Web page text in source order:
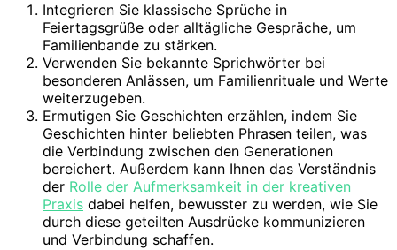
Integrieren Sie klassische Sprüche in
Feiertagsgrüße oder alltägliche Gespräche, um
Familienbande zu stärken.
Verwenden Sie bekannte Sprichwörter bei
besonderen Anlässen, um Familienrituale und Werte
weiterzugeben.
Ermutigen Sie Geschichten erzählen, indem Sie
Geschichten hinter beliebten Phrasen teilen, was
die Verbindung zwischen den Generationen
bereichert. Außerdem kann Ihnen das Verständnis
der Rolle der Aufmerksamkeit in der kreativen
Praxis dabei helfen, bewusster zu werden, wie Sie
durch diese geteilten Ausdrücke kommunizieren
und Verbindung schaffen.